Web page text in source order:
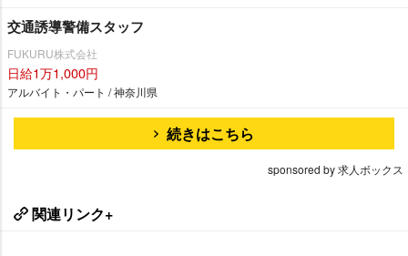
交通誘導警備スタッフ
FUKURU株式会社
日給1万1,000円
アルバイト・パート / 神奈川県
続きはこちら
sponsored by 求人ボックス
関連リンク+